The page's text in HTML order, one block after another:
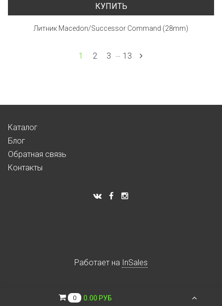
КУПИТЬ
Литник Macedon/Successor Command (28mm)
1 2 3 13
Каталог
Блог
Обратная связь
Контакты
Работает на InSales
0 0.00 РУБ